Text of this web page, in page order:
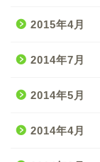
2015年4月
2014年7月
2014年5月
2014年4月